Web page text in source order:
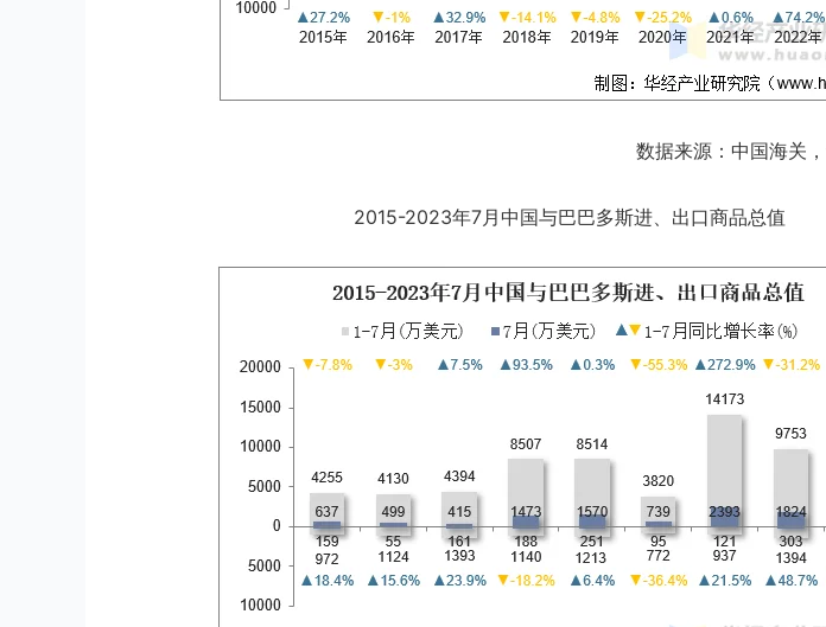
数据来源：中国海关
2015-2023年7月中国与巴巴多斯进、出口商品总值